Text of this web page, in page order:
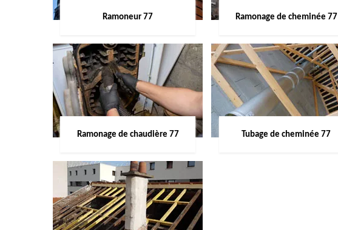
Ramoneur 77 Ramonage de cheminée 77
Ramonage de chaudière 77 Tubage de cheminée 77